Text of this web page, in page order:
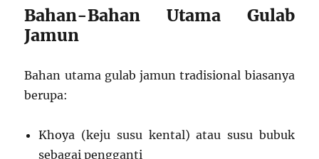
Bahan-Bahan Utama Gulab
Jamun
Bahan utama gulab jamun tradisional biasanya
berupa:
Khoya (keju susu kental) atau susu bubuk
sebagai pengganti